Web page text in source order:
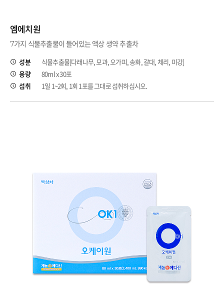
엠에치원
7가지 식물추출물이 들어있는 액상 생약 추출차
성분
식물추출물[다래나무, 모과, 오가피, 송화, 갈대, 체리, 미강]
용량
80ml x 30포
섭취
1일 1~2회, 1회 1포를 그대로 섭취하십시오.